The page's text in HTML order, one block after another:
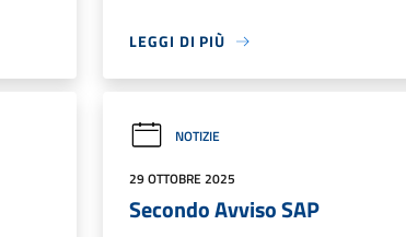
LEGGI DI PIÙ
NOTIZIE
29 OTTOBRE 2025
Secondo Avviso SAP